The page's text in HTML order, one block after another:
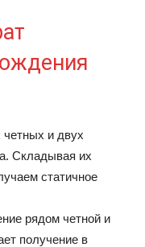
четных и двух
Складывая их
статичное
рядом четной и
получение в